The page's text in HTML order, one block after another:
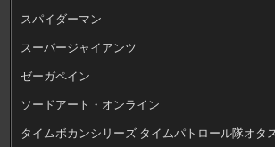
スパイダーマン
スーパージャイアンツ
ゼーガペイン
ソードアート・オンライン
タイムボカンシリーズ タイムパトロール隊オタ